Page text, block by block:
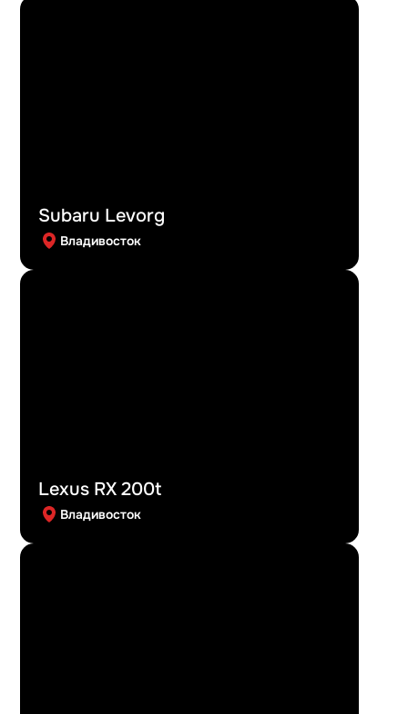
Subaru Levorg
Владивосток
Lexus RX 200t
Владивосток